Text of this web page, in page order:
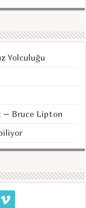
Yolculuğu
– Bruce Lipton